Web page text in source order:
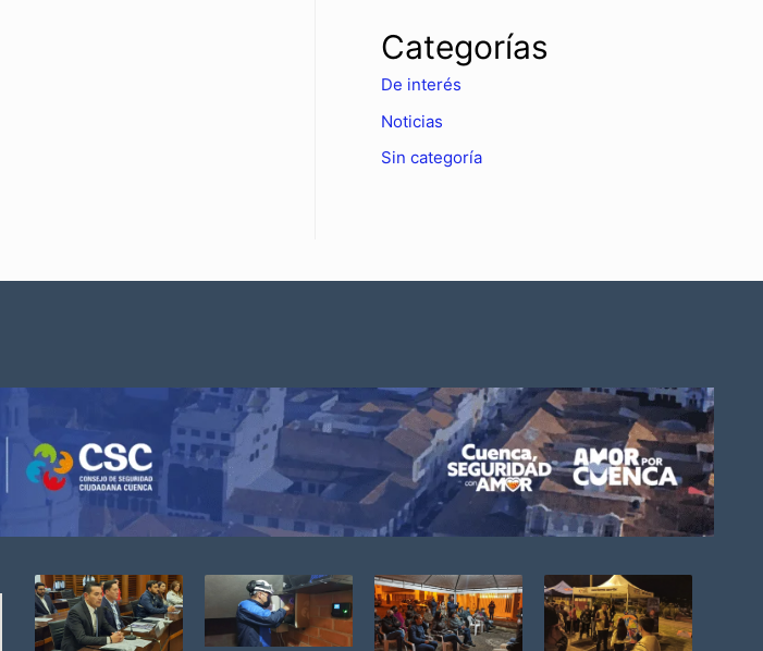
Categorías
De interés
Noticias
Sin categoría